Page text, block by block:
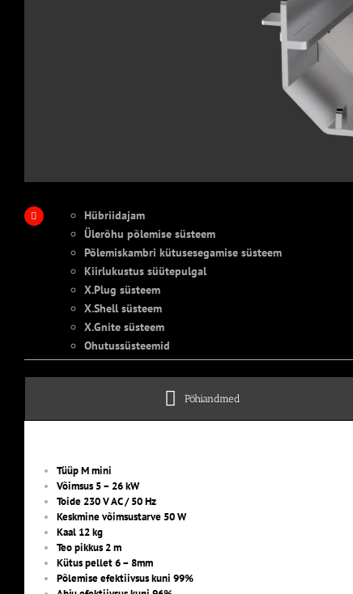
Hübriidajam
Ülerõhu põlemise süsteem
Põlemiskambri kütusesegamise süsteem
Kiirlukustus süütepulgal
X.Plug süsteem
X.Shell süsteem
X.Gnite süsteem
Ohutussüsteemid
Põhiandmed
Tüüp M mini
Võimsus 5 – 26 kW
Toide 230 V AC / 50 Hz
Keskmine võimsustarve 50 W
Kaal 12 kg
Teo pikkus 2 m
Kütus pellet 6 – 8mm
Põlemise efektiivsus kuni 99%